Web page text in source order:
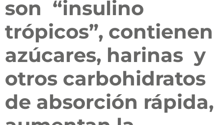
son “insulino
trópicos”, contienen
azúcares, harinas y
otros carbohidratos
de absorción rápida,